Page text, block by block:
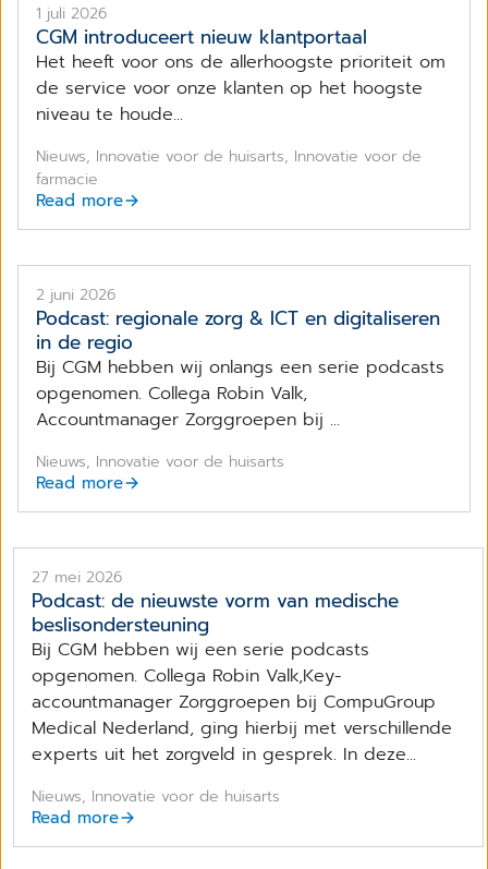
1 juli 2026
CGM introduceert nieuw klantportaal
Het heeft voor ons de allerhoogste prioriteit om
de service voor onze klanten op het hoogste
niveau te houde...
Nieuws, Innovatie voor de huisarts, Innovatie voor de
farmacie
Read more
2 juni 2026
Podcast: regionale zorg & ICT en digitaliseren
in de regio
Bij CGM hebben wij onlangs een serie podcasts
opgenomen. Collega Robin Valk,
Accountmanager Zorggroepen bij ...
Nieuws, Innovatie voor de huisarts
Read more
27 mei 2026
Podcast: de nieuwste vorm van medische
beslisondersteuning
Bij CGM hebben wij een serie podcasts
opgenomen. Collega Robin Valk,Key-
accountmanager Zorggroepen bij CompuGroup
Medical Nederland, ging hierbij met verschillende
experts uit het zorgveld in gesprek. In deze...
Nieuws, Innovatie voor de huisarts
Read more